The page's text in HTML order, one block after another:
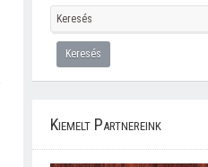
Kiemelt Partnereink